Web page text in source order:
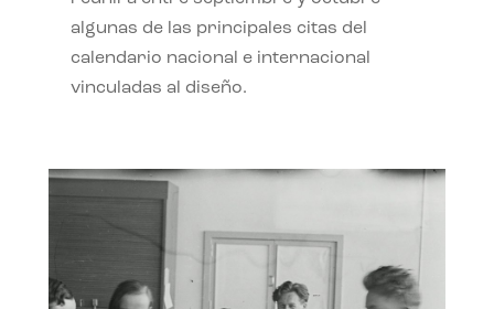
algunas de las principales citas del
calendario nacional e internacional
vinculadas al diseño.